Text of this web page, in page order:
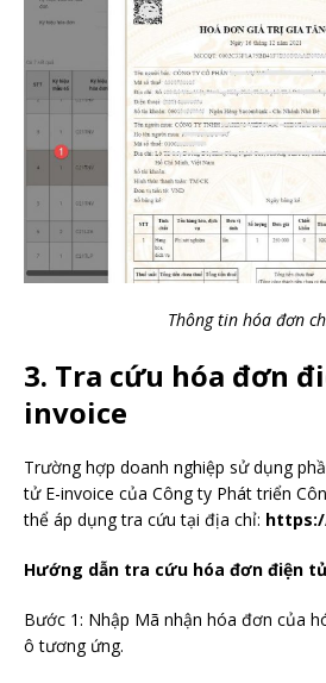
Thông tin hóa đơn
3. Tra cứu hóa đơn
invoice
Trường hợp doanh nghiệp sử dụng
tử E-invoice của Công ty Phát triển
thể áp dụng tra cứu tại địa chỉ:
Hướng dẫn tra cứu hóa đơn điện
Bước 1: Nhập Mã nhận hóa đơn của
ô tương ứng.